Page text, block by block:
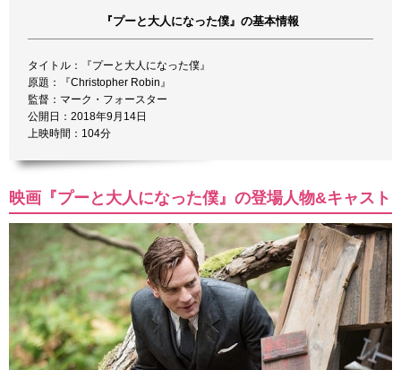
『プーと大人になった僕』の基本情報
タイトル：『プーと大人になった僕』
原題：『Christopher Robin』
監督：マーク・フォースター
公開日：2018年9月14日
上映時間：104分
映画『プーと大人になった僕』の登場人物&キャスト